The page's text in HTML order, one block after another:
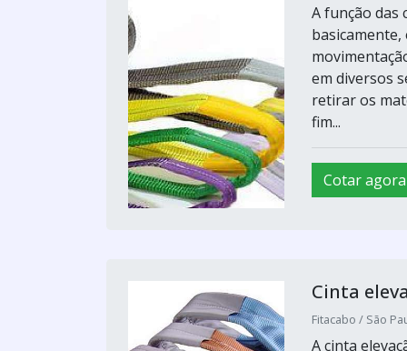
A função das
em diversos
retirar os
fim...
Cotar agora
Cinta
Fitacabo / São
A cinta